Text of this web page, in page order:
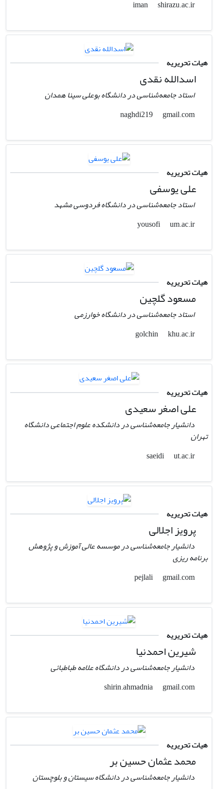
iman
shirazu.ac.ir
هیات تحریریه
اسدالله نقدی
استاد جامعه‌شناسی در دانشگاه بوعلی سینا همدان
gmail.com
هیات تحریریه
علی یوسفی
استاد جامعه‌شناسی در دانشگاه فردوسی مشهد
yousofi
um.ac.ir
هیات تحریریه
مسعود گلچین
استاد جامعه‌شناسی در دانشگاه خوارزمی
golchin
khu.ac.ir
هیات تحریریه
علی اصغر سعیدی
دانشیار جامعه‌شناسی در دانشکده علوم اجتماعی دانشگاه
تهران
saeidi
ut.ac.ir
هیات تحریریه
پرویز اجلالی
دانشیار جامعه‌شناسی در موسسه عالی آموزش و پژوهش
برنامه ریزی
gmail.com
هیات تحریریه
شیرین احمدنیا
دانشیار جامعه‌شناسی در دانشگاه علامه طباطبائی
gmail.com
هیات تحریریه
محمد عثمان حسین بر
دانشیار جامعه‌شناسی در دانشگاه سیستان و بلوچستان